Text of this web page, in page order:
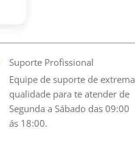
Suporte Profissional
Equipe de suporte de extrema
qualidade para te atender de
Segunda a Sábado das 09:00
ás 18:00.